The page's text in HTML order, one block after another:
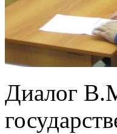
Диалог